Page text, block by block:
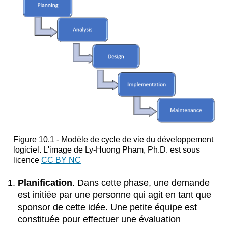
Figure 10.1 - Modèle de cycle de vie du développement
logiciel. L'image de Ly-Huong Pham, Ph.D. est sous
licence CC BY NC
Planification. Dans cette phase, une demande
est initiée par une personne qui agit en tant que
sponsor de cette idée. Une petite équipe est
constituée pour effectuer une évaluation